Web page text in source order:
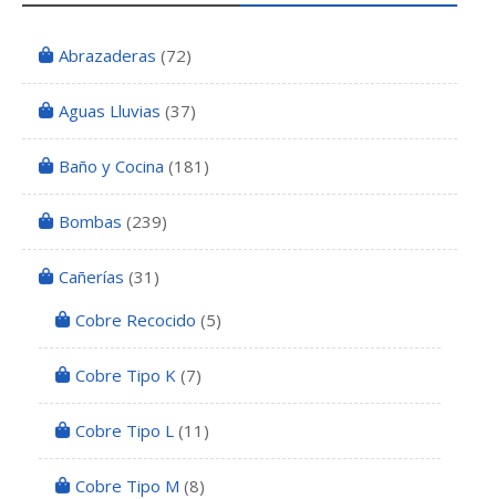
Abrazaderas (72)
Aguas Lluvias (37)
Baño y Cocina (181)
Bombas (239)
Cañerías (31)
Cobre Recocido (5)
Cobre Tipo K (7)
Cobre Tipo L (11)
Cobre Tipo M (8)